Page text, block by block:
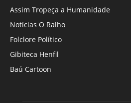
Assim Tropeça a Humanidade
Notícias O Ralho
Folclore Político
Gibiteca Henfil
Baú Cartoon